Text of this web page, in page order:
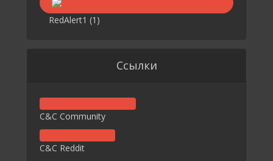
RedAlert1 (1)
Ссылки
C&C Community
C&C Reddit